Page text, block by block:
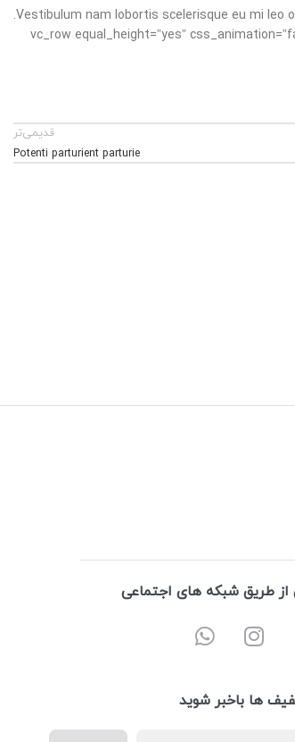
Vestibulum nam lobortis scelerisque eu mi leo
[vc_separator css=”.vc_custom_1494428989644{margin-bottom: 30px !important;}”][/
قدیمی‌تر
Potenti parturient parturie
طریق شبکه های اجتماعی
ها باخبر شوید